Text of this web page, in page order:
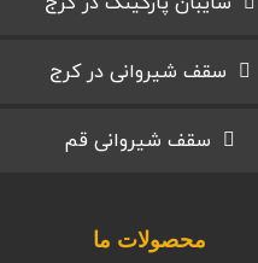
سقف شیروانی در کرج
سقف شیروانی قم
محصولات ما